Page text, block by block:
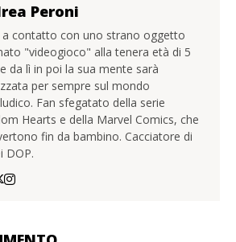
Peroni
a contatto con uno strano oggetto
"videogioco" alla tenera età di 5
da lì in poi la sua mente sarà
per sempre sul mondo
Fan sfegatato della serie
Hearts e della Marvel Comics, che
fin da bambino. Cacciatore di
DOP.